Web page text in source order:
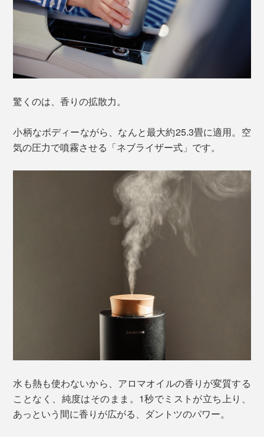
驚くのは、香りの拡散力。
小柄なボディーながら、なんと最大約25.3畳に適用。空
気の圧力で噴霧させる「ネブライザー式」です。
水も熱も使わないから、アロマオイルの香りが変質する
ことなく、純度はそのまま。1秒でミストが立ち上り、
あっという間に香りが広がる、ダントツのパワー。